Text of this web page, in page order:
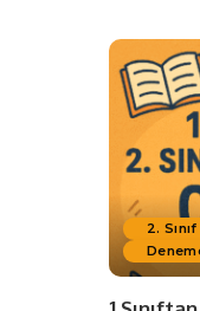
2. Sınıf